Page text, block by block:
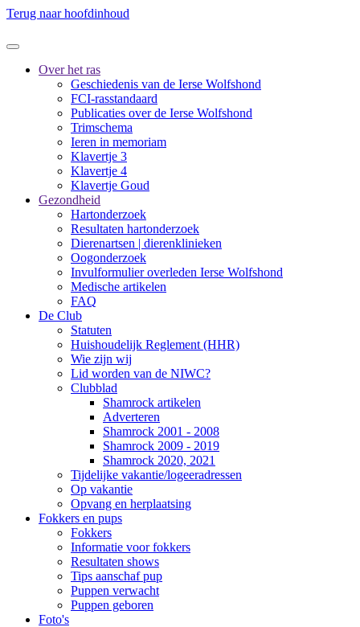
Terug naar hoofdinhoud
Over het ras
Geschiedenis van de Ierse Wolfshond
FCI-rasstandaard
Publicaties over de Ierse Wolfshond
Trimschema
Ieren in memoriam
Klavertje 3
Klavertje 4
Klavertje Goud
Gezondheid
Hartonderzoek
Resultaten hartonderzoek
Dierenartsen | dierenklinieken
Oogonderzoek
Invulformulier overleden Ierse Wolfshond
Medische artikelen
FAQ
De Club
Statuten
Huishoudelijk Reglement (HHR)
Wie zijn wij
Lid worden van de NIWC?
Clubblad
Shamrock artikelen
Adverteren
Shamrock 2001 - 2008
Shamrock 2009 - 2019
Shamrock 2020, 2021
Tijdelijke vakantie/logeeradressen
Op vakantie
Opvang en herplaatsing
Fokkers en pups
Fokkers
Informatie voor fokkers
Resultaten shows
Tips aanschaf pup
Puppen verwacht
Puppen geboren
Foto's